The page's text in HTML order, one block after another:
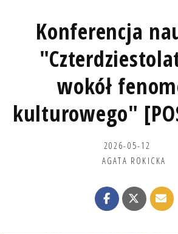
Konferencja
wokół
kulturowego"
2026-05-12
AGATA ROKICKA